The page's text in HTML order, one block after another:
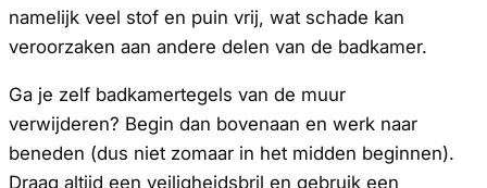
namelijk veel stof en puin vrij, wat schade kan
veroorzaken aan andere delen van de badkamer.
Ga je zelf badkamertegels van de muur
verwijderen? Begin dan bovenaan en werk naar
beneden (dus niet zomaar in het midden beginnen).
Draag altijd een veiligheidsbril en gebruik een